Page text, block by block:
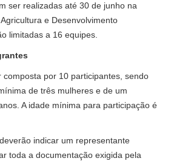
ser realizadas até 30 de junho na
e Desenvolvimento
limitadas a 16 equipes.
por 10 participantes, sendo
de três mulheres e de um
A idade mínima para participação é
indicar um representante
toda a documentação exigida pela